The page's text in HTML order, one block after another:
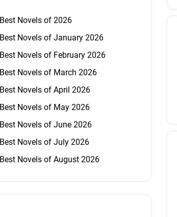
Best Novels of 2026
Best Novels of January 2026
Best Novels of February 2026
Best Novels of March 2026
Best Novels of April 2026
Best Novels of May 2026
Best Novels of June 2026
Best Novels of July 2026
Best Novels of August 2026